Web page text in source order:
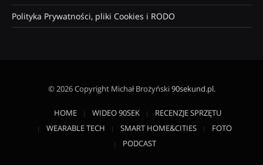
Polityka Prywatności, pliki Cookies i RODO
© 2026 Copyright Michał Brożyński90sekund.pl.
HOME WIDEO 90SEK
RECENZJE SPRZĘTU
WEARABLE TECH
SMART HOME&CITIES
FOTO
PODCAST